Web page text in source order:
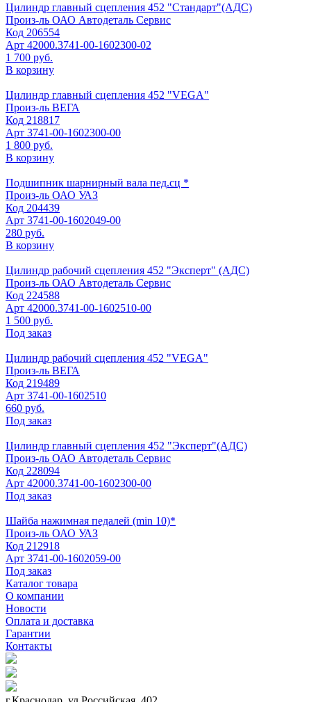
Цилиндр главный сцепления 452 "Стандарт"(АДС)
Произ-ль ОАО Автодеталь Сервис
Код 206554
Арт 42000.3741-00-1602300-02
1 700 руб.
В корзину
Цилиндр главный сцепления 452 "VEGA"
Произ-ль ВЕГА
Код 218817
Арт 3741-00-1602300-00
1 800 руб.
В корзину
Подшипник шарнирный вала пед.сц *
Произ-ль ОАО УАЗ
Код 204439
Арт 3741-00-1602049-00
280 руб.
В корзину
Цилиндр рабочий сцепления 452 "Эксперт" (АДС)
Произ-ль ОАО Автодеталь Сервис
Код 224588
Арт 42000.3741-00-1602510-00
1 500 руб.
Под заказ
Цилиндр рабочий сцепления 452 "VEGA"
Произ-ль ВЕГА
Код 219489
Арт 3741-00-1602510
660 руб.
Под заказ
Цилиндр главный сцепления 452 "Эксперт"(АДС)
Произ-ль ОАО Автодеталь Сервис
Код 228094
Арт 42000.3741-00-1602300-00
Под заказ
Шайба нажимная педалей (min 10)*
Произ-ль ОАО УАЗ
Код 212918
Арт 3741-00-1602059-00
Под заказ
Каталог товара
О компании
Новости
Оплата и доставка
Гарантии
Контакты